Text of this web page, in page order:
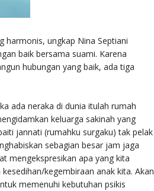
harmonis, ungkap Nina Septiani
baik bersama suami. Karena
hubungan yang baik, ada tiga
ada neraka di dunia itulah rumah
keluarga sakinah yang
jannati (rumahku surgaku) tak pelak
sebagian besar jam jaga
mengekspresikan apa yang kita
kegembiraan anak kita. Akan
memenuhi kebutuhan psikis